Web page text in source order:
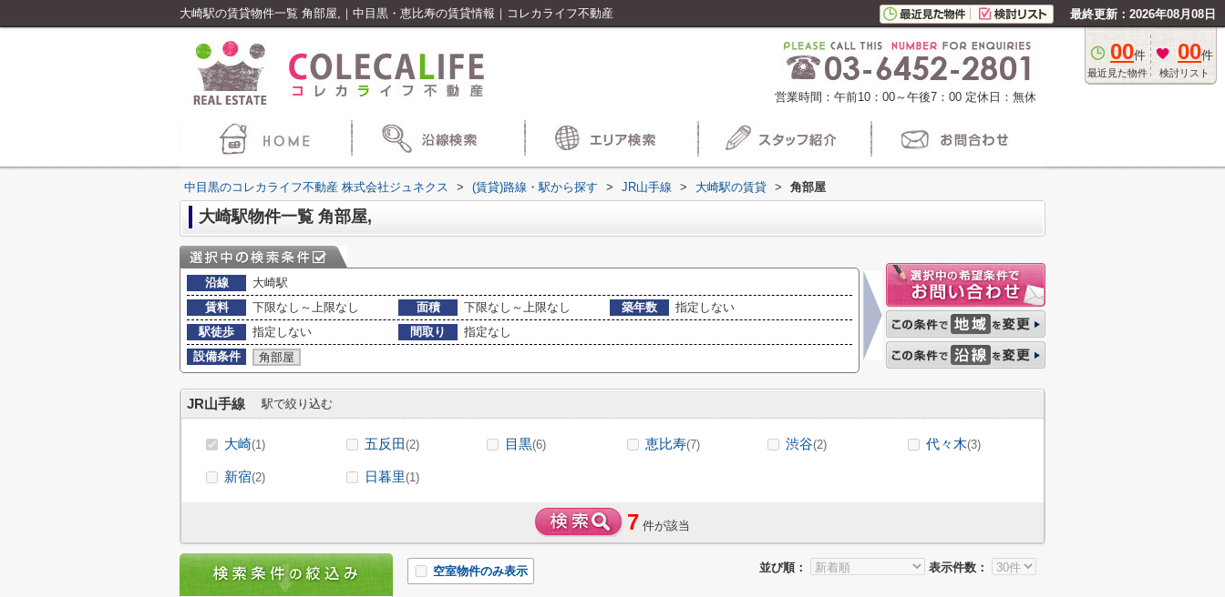
大崎駅の賃貸物件一覧 角部屋,｜中目黒・恵比寿の賃貸情報｜コレカライフ不動産 最終更新：2026年08月08日
00件
最近見た物件
00件
検討リスト
営業時間：午前10：00～午後7：00 定休日：無休
中目黒のコレカライフ不動産 株式会社ジュネクス > (賃貸)路線・駅から探す > JR山手線 > 大崎駅の賃貸 > 角部屋
大崎駅物件一覧 角部屋,
沿線
大崎駅
賃料
下限なし～上限なし 面積 下限なし～上限なし 築年数
指定しない
駅徒歩
指定しない 間取り
指定なし
設備条件
角部屋
JR山手線 駅で絞り込む
大崎(1) 五反田(2) 目黒(6) 恵比寿(7) 渋谷(2) 代々木(3)
新宿(2) 日暮里(1)
7 件が該当
並び順： 表示件数：
空室物件のみ表示